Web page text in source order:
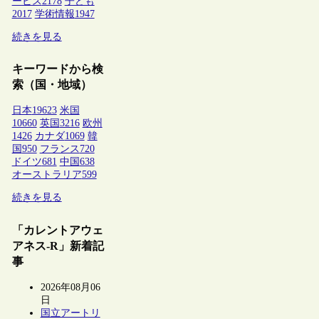
2017 学術情報1947
続きを見る
キーワードから検
索（国・地域）
日本19623 米国
10660 英国 3216 欧州
1426 カナダ1069 韓
国 950 フランス 720
ドイツ681 中国 638
オーストラリア599
続きを見る
「カレントアウェ
アネス-R」新着記
事
2026年08月06
日
国立アートリ